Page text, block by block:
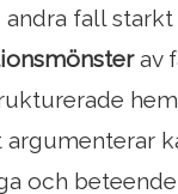
andra fall starkt
av
och